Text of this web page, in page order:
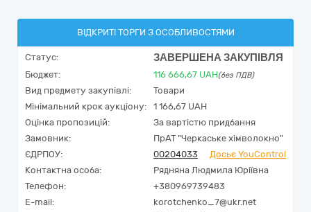
ВІДКРИТІ ТОРГИ З ОСОБЛИВОСТЯМИ
Статус: ЗАВЕРШЕНА ЗАКУПІВЛЯ
Бюджет: 116 666,67 UAH(без ПДВ)
Вид предмету закупівлі:
Товари
Мінімальний крок аукціону:
1 166,67 UAH
Оцінка пропозицій:
За вартістю придбання
Замовник:
ПрАТ "Черкаське хімволокно"
ЄДРПОУ:
00204033
Досьє YouControl
Контактна особа:
Рядняна Людмила Юріївна
Телефон:
+380969739483
E-mail:
korotchenko_7@ukr.net